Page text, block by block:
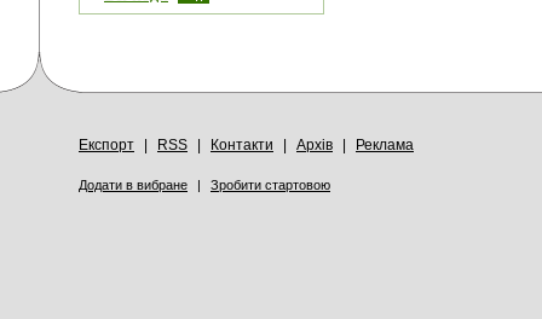
Експорт RSS Контакти Архів Реклама
Додати в вибране | Зробити стартовою